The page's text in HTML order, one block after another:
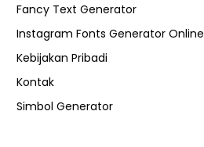
Fancy Text Generator
Instagram Fonts Generator Online
Kebijakan Pribadi
Kontak
Simbol Generator